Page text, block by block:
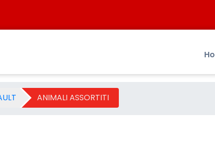
ANIMALI ASSORTITI